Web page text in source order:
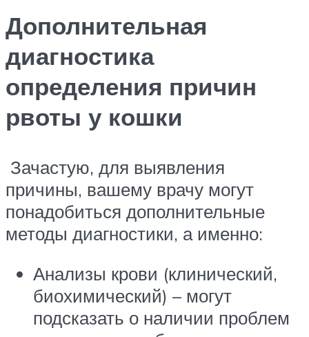
Дополнительная
диагностика
определения причин
рвоты у кошки
Зачастую, для выявления
причины, вашему врачу могут
понадобиться дополнительные
методы диагностики, а именно:
Анализы крови (клинический,
биохимический) – могут
подсказать о наличии проблем